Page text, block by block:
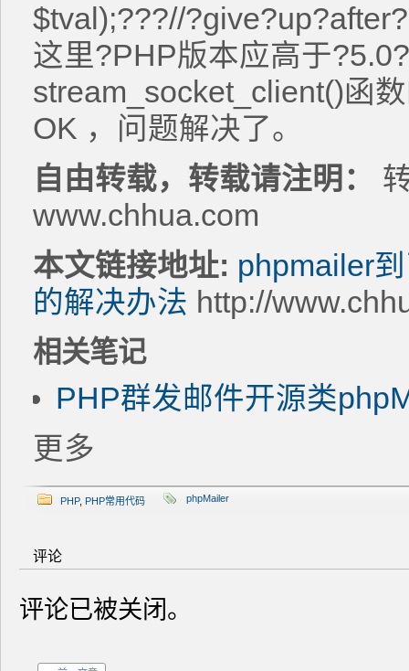
$tval);???//
这里?PHP版本应高于
stream_socket_client()函
OK ，问题解决了。
自由转载，转载请注明：
www.chhua.com
本文链接地址: phpmailer
的解决办法 http://
相关笔记
PHP群发邮件开源类
更多
PHP, PHP常用代码 phpMailer
评论
评论已被关闭。